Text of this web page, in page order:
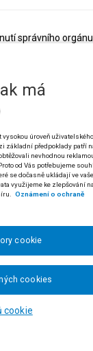
správního
deliktu
účastníkem
že prekluze
nedošlo k
7. 2010, čj. 5 Afs 33/
JUDr.
se sídlem
proti
č. j. 31 Ca 32/
708772,
byla žalobci
má
úroveň uživatelského
základní předpoklady patří
nevhodnou
od Vás potřebujeme
se dočasně ukládají ve
využijeme ke zlepšování
Oznámení o ochraně
cookie
cookies
cookie